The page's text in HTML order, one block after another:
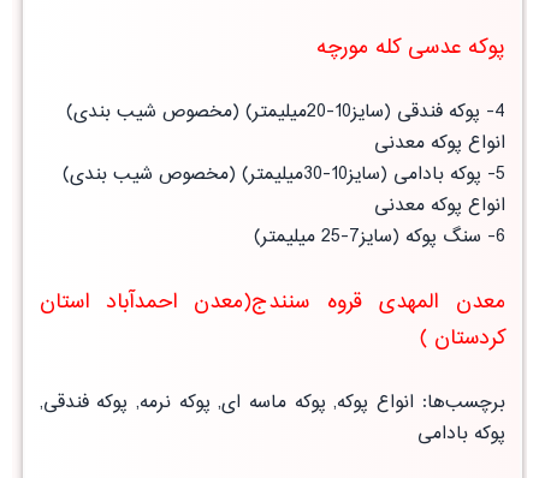
پوکه عدسی کله مورچه
4- پوکه فندقی (سایز10-20میلیمتر) (مخصوص شیب بندی)
انواع پوکه معدنی
5- پوکه بادامی (سایز10-30میلیمتر) (مخصوص شیب بندی)
انواع پوکه معدنی
6- سنگ پوکه (سایز7-25 میلیمتر)
معدن المهدی قروه سنندج(معدن احمدآباد استان
کردستان )
برچسب‌ها: انواع پوکه, پوکه ماسه ای, پوکه نرمه, پوکه فندقی,
پوکه بادامی